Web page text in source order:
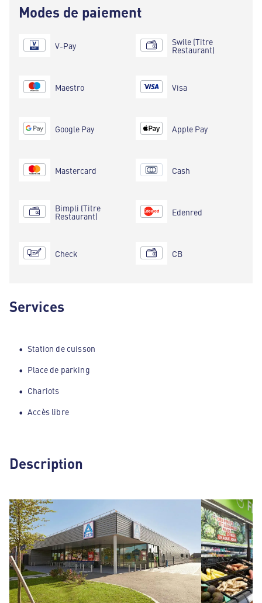
Modes de paiement
V-Pay
Maestro
Google Pay
Mastercard
Bimpli (Titre
Restaurant)
Check
Swile (Titre
Restaurant)
Visa
Apple Pay
Cash
Edenred
CB
Services
Station de cuisson
Place de parking
Chariots
Accès libre
Description